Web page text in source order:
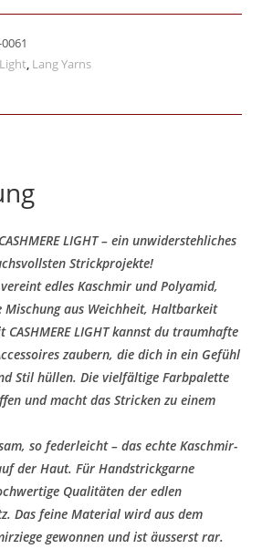
Lang Yarns
CASHMERE LIGHT– ein unwiderstehliches
Strickprojekte!
edles Kaschmir und Polyamid,
Mischung aus Weichheit, Haltbarkeit
CASHMERE LIGHTkannst du traumhafte
zaubern, die dich in ein Gefühl
Stil hüllen. Die vielfältige Farbpalette
und macht das Stricken zu einem
so federleicht – das echte Kaschmir-
der Haut. Für Handstrickgarne
Qualitäten der edlen
Das feine Material wird aus dem
gewonnen und ist äusserst rar.